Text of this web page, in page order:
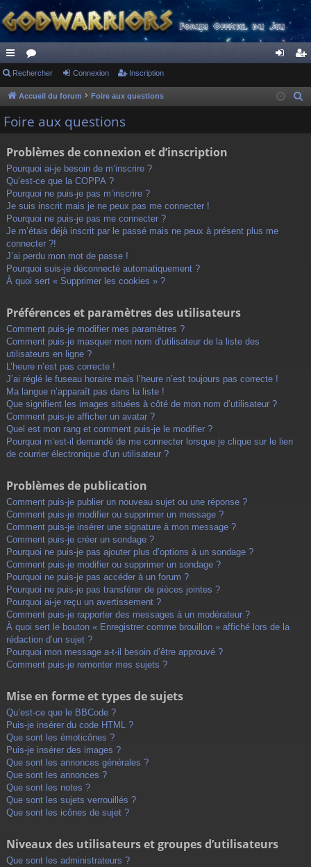
ac
co
ur
s
or
u ne cri
Rechercher Connexion Inscription
Accueil du forum Foire aux questions
Foire aux questions
Problèmes de connexion et d’inscription
Pourquoi ai-je besoin de m’inscrire ?
Qu’est-ce que la COPPA ?
Pourquoi ne puis-je pas m’inscrire ?
Je suis inscrit mais je ne peux pas me connecter !
Pourquoi ne puis-je pas me connecter ?
Je m’étais déjà inscrit par le passé mais ne peux à présent plus me
connecter ?!
J’ai perdu mon mot de passe !
Pourquoi suis-je déconnecté automatiquement ?
À quoi sert « Supprimer les cookies » ?
Préférences et paramètres des utilisateurs
Comment puis-je modifier mes paramètres ?
Comment puis-je masquer mon nom d’utilisateur de la liste des
utilisateurs en ligne ?
L’heure n’est pas correcte !
J’ai réglé le fuseau horaire mais l’heure n’est toujours pas correcte !
Ma langue n’apparaît pas dans la liste !
Que signifient les images situées à côté de mon nom d’utilisateur ?
Comment puis-je afficher un avatar ?
Quel est mon rang et comment puis-je le modifier ?
Pourquoi m’est-il demandé de me connecter lorsque je clique sur le lien
de courrier électronique d’un utilisateur ?
Problèmes de publication
Comment puis-je publier un nouveau sujet ou une réponse ?
Comment puis-je modifier ou supprimer un message ?
Comment puis-je insérer une signature à mon message ?
Comment puis-je créer un sondage ?
Pourquoi ne puis-je pas ajouter plus d’options à un sondage ?
Comment puis-je modifier ou supprimer un sondage ?
Pourquoi ne puis-je pas accéder à un forum ?
Pourquoi ne puis-je pas transférer de pièces jointes ?
Pourquoi ai-je reçu un avertissement ?
Comment puis-je rapporter des messages à un modérateur ?
À quoi sert le bouton « Enregistrer comme brouillon » affiché lors de la
rédaction d’un sujet ?
Pourquoi mon message a-t-il besoin d’être approuvé ?
Comment puis-je remonter mes sujets ?
Mise en forme et types de sujets
Qu’est-ce que le BBCode ?
Puis-je insérer du code HTML ?
Que sont les émoticônes ?
Puis-je insérer des images ?
Que sont les annonces générales ?
Que sont les annonces ?
Que sont les notes ?
Que sont les sujets verrouillés ?
Que sont les icônes de sujet ?
Niveaux des utilisateurs et groupes d’utilisateurs
Que sont les administrateurs ?